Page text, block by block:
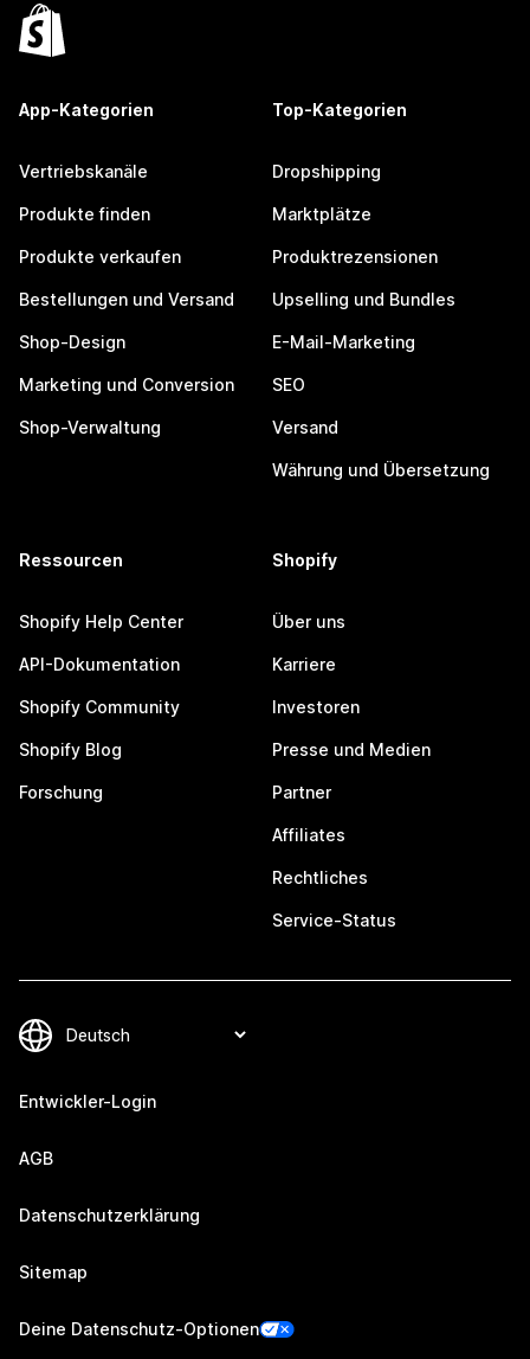
App-Kategorien
Vertriebskanäle
Produkte finden
Produkte verkaufen
Bestellungen und Versand
Shop-Design
Marketing und Conversion
Shop-Verwaltung
Top-Kategorien
Dropshipping
Marktplätze
Produktrezensionen
Upselling und Bundles
E-Mail-Marketing
SEO
Versand
Währung und Übersetzung
Ressourcen
Shopify Help Center
API-Dokumentation
Shopify Community
Shopify Blog
Forschung
Shopify
Über uns
Karriere
Investoren
Presse und Medien
Partner
Affiliates
Rechtliches
Service-Status
Entwickler-Login
AGB
Datenschutzerklärung
Sitemap
Deine Datenschutz-Optionen